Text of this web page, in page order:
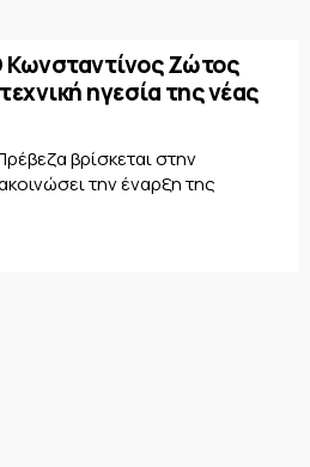
Κωνσταντίνος Ζώτος
ηγεσία της νέας
βρίσκεται στην
την έναρξη της